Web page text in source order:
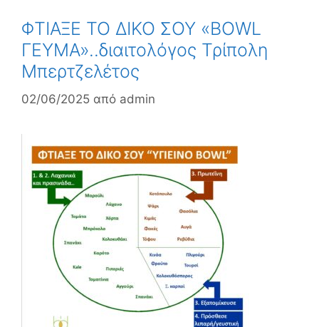
ΦΤΙΑΞΕ ΤΟ ΔΙΚΟ ΣΟΥ «BOWL
ΓΕΥΜΑ»..διαιτολόγος Τρίπολη
Μπερτζελέτος
02/06/2025 από admin